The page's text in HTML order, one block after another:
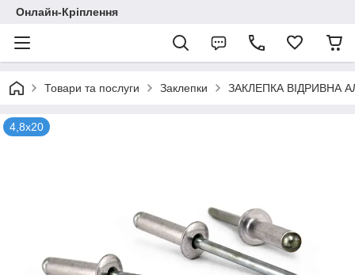
Онлайн-Кріплення
Товари та послуги Заклепки ЗАКЛЕПКА ВІДРИВНА
4,8х20